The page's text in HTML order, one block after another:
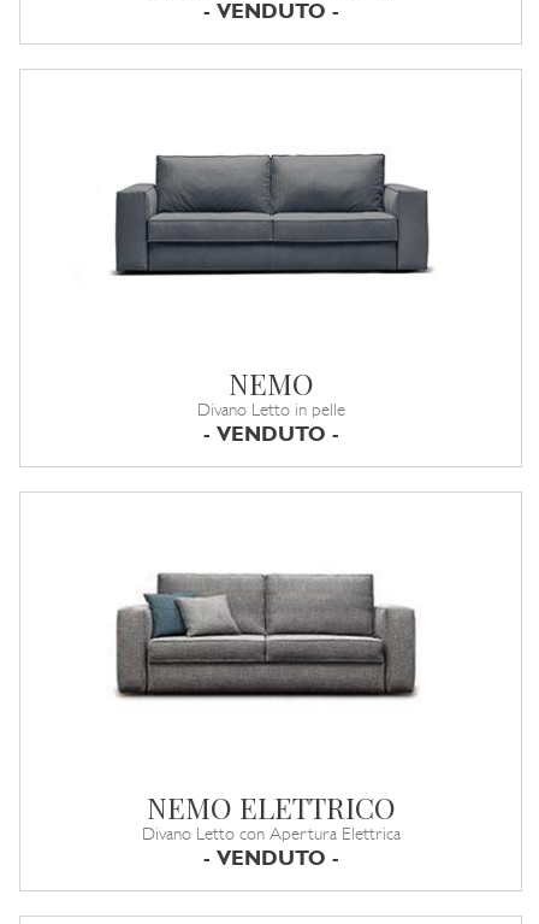
- VENDUTO -
NEMO
Divano Letto in pelle
- VENDUTO -
NEMO ELETTRICO
Divano Letto con Apertura Elettrica
- VENDUTO -